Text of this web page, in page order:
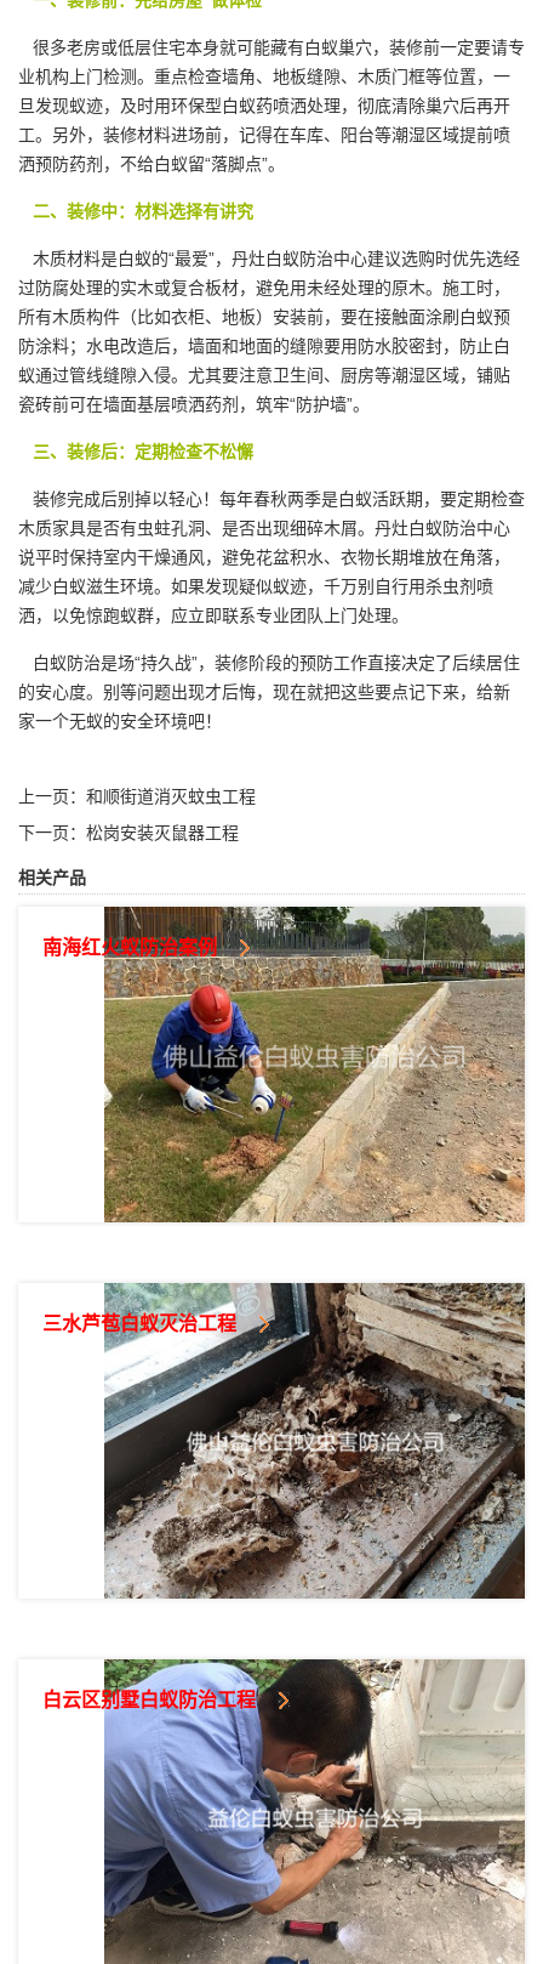
很多老房或低层住宅本身就可能藏有白蚁巢穴，装修前一定要请专
业机构上门检测。重点检查墙角、地板缝隙、木质门框等位置，一
旦发现蚁迹，及时用环保型白蚁药喷洒处理，彻底清除巢穴后再开
工。另外，装修材料进场前，记得在车库、阳台等潮湿区域提前喷
洒预防药剂，不给白蚁留“落脚点”。
二、装修中：材料选择有讲究
木质材料是白蚁的“最爱”，丹灶白蚁防治中心建议选购时优先选经
过防腐处理的实木或复合板材，避免用未经处理的原木。施工时，
所有木质构件（比如衣柜、地板）安装前，要在接触面涂刷白蚁预
防涂料；水电改造后，墙面和地面的缝隙要用防水胶密封，防止白
蚁通过管线缝隙入侵。尤其要注意卫生间、厨房等潮湿区域，铺贴
瓷砖前可在墙面基层喷洒药剂，筑牢“防护墙”。
三、装修后：定期检查不松懈
装修完成后别掉以轻心！每年春秋两季是白蚁活跃期，要定期检查
木质家具是否有虫蛀孔洞、是否出现细碎木屑。丹灶白蚁防治中心
说平时保持室内干燥通风，避免花盆积水、衣物长期堆放在角落，
减少白蚁滋生环境。如果发现疑似蚁迹，千万别自行用杀虫剂喷
洒，以免惊跑蚁群，应立即联系专业团队上门处理。
白蚁防治是场“持久战”，装修阶段的预防工作直接决定了后续居住
的安心度。别等问题出现才后悔，现在就把这些要点记下来，给新
家一个无蚁的安全环境吧！
上一页： 和顺街道消灭蚊虫工程
下一页： 松岗安装灭鼠器工程
相关产品
南海红火蚁防治案例
三水芦苞白蚁灭治工程
白云区别墅白蚁防治工程